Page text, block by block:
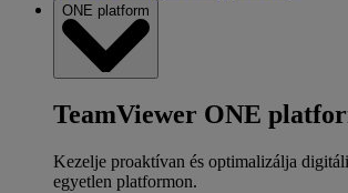
ONE platform
TeamViewer ONE
Kezelje proaktívan és optimalizálja
egyetlen platformon.